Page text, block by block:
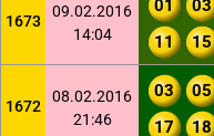
1673
09.02.2016
14:04
01 03
11
15
1672
08.02.2016
21:46
03 05
17
18